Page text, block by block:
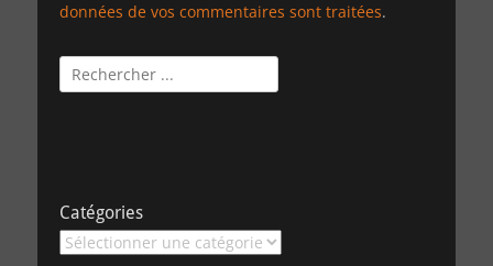
données de vos commentaires sont traitées.
Rechercher :
Catégories
Catégories